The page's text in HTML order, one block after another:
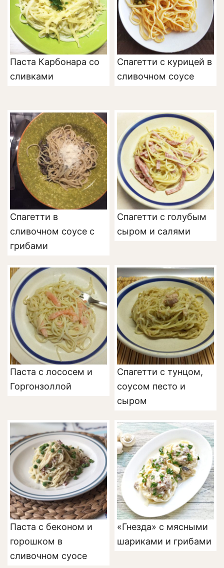
Паста Карбонара со
сливками
Спагетти с курицей в
сливочном соусе
Спагетти в
сливочном соусе с
грибами
Спагетти с голубым
сыром и салями
Паста с лососем и
Горгонзоллой
Спагетти с тунцом,
соусом песто и
сыром
Паста с беконом и
горошком в
сливочном суосе
«Гнезда» с мясными
шариками и грибами